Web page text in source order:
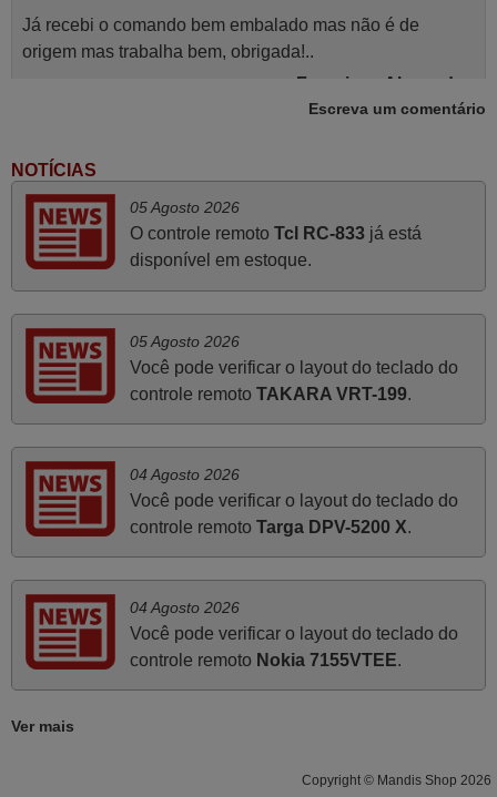
Já recebi o comando bem embalado mas não é de
origem mas trabalha bem, obrigada!..
Francisco Alexandre,
PORTUGAL
Novembro 2025
Muito atenciosos. Funciona na perfeição. Obrigado
Bom dia. Estou extremamente satisfeita com o comando
foi de extrema importância a vossa informação acerca de
como usar o comando sem usar por marca mas
passando pelos códigos. Ninguém em loja nenhuma me
Muito obrigada.
Edite,
PORTUGAL
do vosso email supra sobre a minha opinião, quero
Escreva um comentário
NOTÍCIAS
05 Agosto 2026
O controle remoto Tcl RC-833já está
disponível em estoque.
05 Agosto 2026
Você pode verificar o layout do teclado do
controle remoto TAKARA VRT-199.
04 Agosto 2026
Você pode verificar o layout do teclado do
controle remoto Targa DPV-5200 X.
04 Agosto 2026
Você pode verificar o layout do teclado do
controle remoto Nokia 7155VTEE.
Ver mais
Copyright © Mandis Shop 2026